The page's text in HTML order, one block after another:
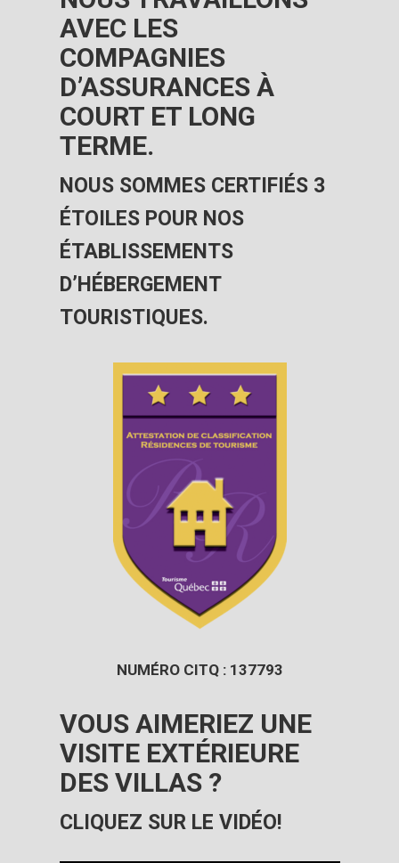
AVEC LES
COMPAGNIES
D’ASSURANCES À
COURT ET LONG
TERME.
NOUS SOMMES CERTIFIÉS 3
ÉTOILES POUR NOS
ÉTABLISSEMENTS
D’HÉBERGEMENT
TOURISTIQUES.
NUMÉRO CITQ : 137793
VOUS AIMERIEZ UNE
VISITE EXTÉRIEURE
DES VILLAS ?
CLIQUEZ SUR LE VIDÉO!